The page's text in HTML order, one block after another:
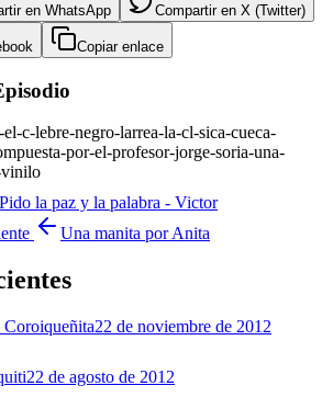
en WhatsApp Compartir en X (Twitter)
Copiar enlace
c-lebre-negro-larrea-la-cl-sica-cueca-
por-el-profesor-jorge-soria-una-
vinilo
Pido la paz y la palabra - Victor
Una manita por Anita
22 de noviembre de 2012
22 de agosto de 2012